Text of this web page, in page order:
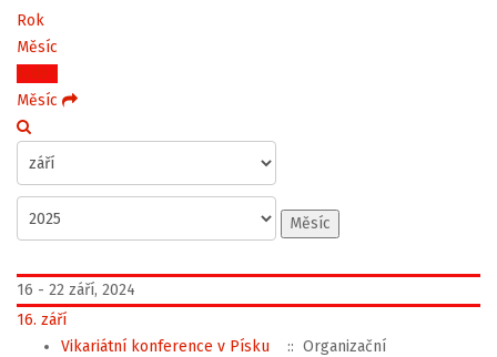
Rok
Měsíc
Týden
Měsíc
Měsíc
16 - 22 září, 2024
16. září
Vikariátní konference v Písku
:: Organizační